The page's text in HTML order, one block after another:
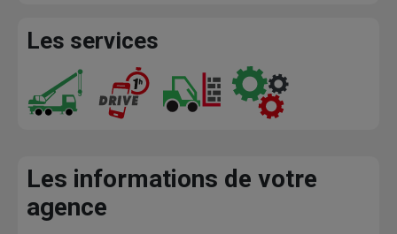
Les services
Les informations de votre
agence